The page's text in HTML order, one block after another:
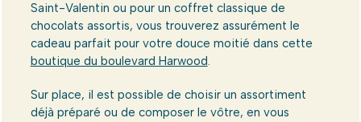
Saint-Valentin ou pour un coffret classique de
chocolats assortis, vous trouverez assurément le
cadeau parfait pour votre douce moitié dans cette
boutique du boulevard Harwood.
Sur place, il est possible de choisir un assortiment
déjà préparé ou de composer le vôtre, en vous